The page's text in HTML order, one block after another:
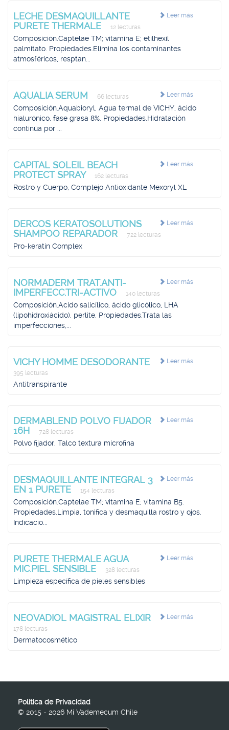
Leer más
LECHE DESMAQUILLANTE
PURETE THERMALE
12 lecturas
Composición.Captelae TM; vitamina E; etilhexil
palmitato. Propiedades.Elimina los contaminantes
atmosféricos, resptan...
Leer más
AQUALIA SERUM 66 lecturas
Composición.Aquabioryl, Agua termal de VICHY, ácido
hialurónico, fase grasa 8%. Propiedades.Hidratación
continúa por ...
Leer más
CAPITAL SOLEIL BEACH
PROTECT SPRAY
162 lecturas
Rostro y Cuerpo, Complejo Antioxidante Mexoryl XL
Leer más
DERCOS KERATOSOLUTIONS
SHAMPOO REPARADOR
722 lecturas
Pro-keratin Complex
Leer más
NORMADERM TRAT.ANTI-
IMPERFECC.TRI-ACTIVO
140 lecturas
Composición.Acido salicílico, ácido glicólico, LHA
(lipohidroxiácido), perlite. Propiedades.Trata las
imperfecciones,...
Leer más
VICHY HOMME DESODORANTE
395 lecturas
Antitranspirante
Leer más
DERMABLEND POLVO FIJADOR
16H
728 lecturas
Polvo fijador, Talco textura microfina
Leer más
DESMAQUILLANTE INTEGRAL 3
EN 1 PURETE
154 lecturas
Composición.Captelae TM; vitamina E; vitamina B5.
Propiedades.Limpia, tonifica y desmaquilla rostro y ojos.
Indicacio...
Leer más
PURETE THERMALE AGUA
MIC.PIEL SENSIBLE
328 lecturas
Limpieza específica de pieles sensibles
Leer más
NEOVADIOL MAGISTRAL ELIXIR
178 lecturas
Dermatocosmético
Política de Privacidad
© 2015 - 2026 Mi Vademecum Chile